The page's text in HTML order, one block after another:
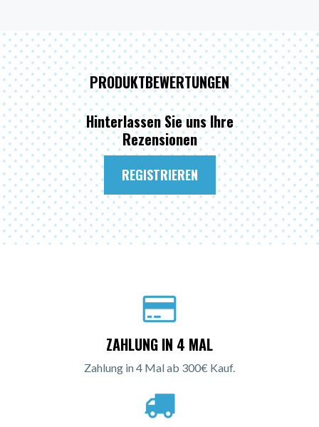
PRODUKTBEWERTUNGEN
Hinterlassen Sie uns Ihre
Rezensionen
REGISTRIEREN
ZAHLUNG IN 4 MAL
Zahlung in 4 Mal ab 300€ Kauf.